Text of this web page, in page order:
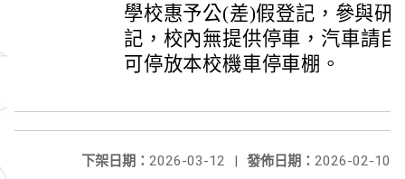
學校惠予公(差)假登記，參與研
記，校內無提供停車，汽車請
可停放本校機車停車棚。
發佈日期： 2026-02-10
下架日期： 2026-03-12
|